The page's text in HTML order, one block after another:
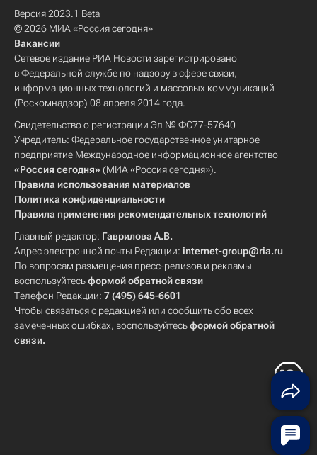
Версия 2023.1 Beta
© 2026 МИА «Россия сегодня»
Вакансии
Сетевое издание РИА Новости зарегистрировано
в Федеральной службе по надзору в сфере связи,
информационных технологий и массовых коммуникаций
(Роскомнадзор) 08 апреля 2014 года.
Свидетельство о регистрации Эл № ФС77-57640
Учредитель: Федеральное государственное унитарное
предприятие Международное информационное агентство
«Россия сегодня» (МИА «Россия сегодня»).
Правила использования материалов
Политика конфиденциальности
Правила применения рекомендательных технологий
Главный редактор: Гаврилова А.В.
Адрес электронной почты Редакции: internet-group@ria.ru
По вопросам размещения пресс-релизов и рекламы
воспользуйтесьформой обратной связи
Телефон Редакции: 7 (495) 645-6601
Чтобы связаться с редакцией или сообщить обо всех
замеченных ошибках, воспользуйтесьформой обратной
связи.